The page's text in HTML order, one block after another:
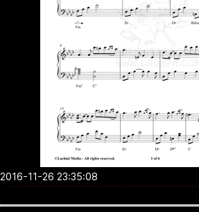
2016-11-26 23:35:08